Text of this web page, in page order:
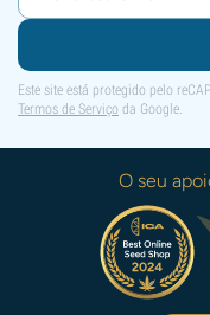
Este site está protegido pelo
Termos de Serviço da Google.
O seu